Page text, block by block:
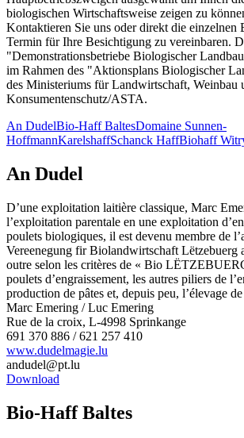
biologischen Wirtschaftsweise zeigen zu
Kontaktieren Sie uns oder direkt die einzelnen
Termin für Ihre Besichtigung zu vereinbaren.
"Demonstrationsbetriebe Biologischer
im Rahmen des "Aktionsplans Biologischer
des Ministeriums für Landwirtschaft, Weinbau
Konsumentenschutz/ASTA.
An DudelBio-Haff BaltesDomaine Sunnen-
HoffmannKarelshaffSchanck HaffBiohaff
An Dudel
D’une exploitation laitière classique, Marc
l’exploitation parentale en une exploitation
poulets biologiques, il est devenu membre de
Vereenegung fir Biolandwirtschaft Lëtzebuerg
outre selon les critères de « Bio
poulets d’engraissement, les autres piliers de
production de pâtes et, depuis peu, l’élevage
Marc Emering / Luc Emering
Rue de la croix, L-4998 Sprinkange
691 370 886 / 621 257 410
www.dudelmagie.lu
andudel@pt.lu
Download
Bio-Haff Baltes